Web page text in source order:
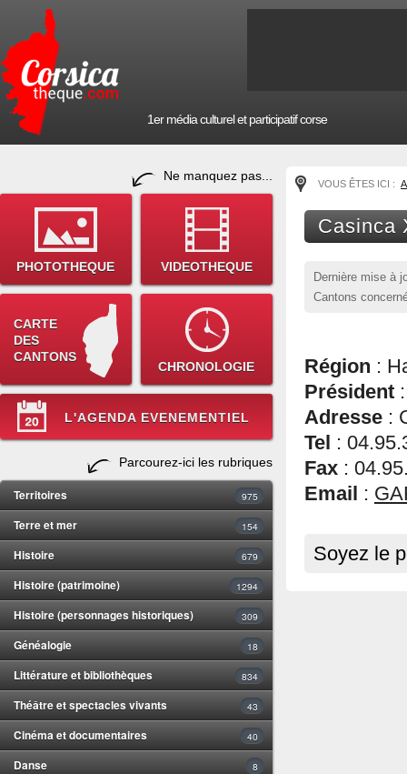
1er média culturel et participatif corse
Ne manquez pas...
PHOTOTHEQUE VIDEOTHEQUE
CARTE
DES
CANTONS
CHRONOLOGIE
L'AGENDA EVENEMENTIEL
Parcourez-ici les rubriques
Territoires 975
Terre et mer 154
Histoire 679
Histoire (patrimoine) 1294
Histoire (personnages historiques) 309
Généalogie 18
Littérature et bibliothèques 834
Théâtre et spectacles vivants 43
Cinéma et documentaires 40
Danse 8
VOUS ÊTES ICI :
Casinca
Dernière mise à
Cantons
Région :
Président
Adresse :
Tel :
Fax :
Email
:
Soyez le